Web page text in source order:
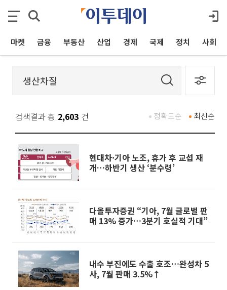
마켓 금융 부동산 산업 경제 국제 정치 사회
검색결과 총 2,603 건 최신순
정확도순
현대차·기아 노조, 휴가 후 교섭 재
개…하반기 생산 ‘분수령’
다올투자증권 “기아, 7월 글로벌 판
매 13% 증가…3분기 호실적 기대”
내수 부진에도 수출 호조…완성차 5
사, 7월 판매 3.5%↑